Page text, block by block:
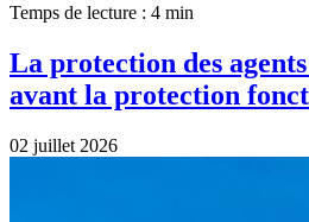
Temps de lecture : 4 min
La protection des
avant la protection
02 juillet 2026